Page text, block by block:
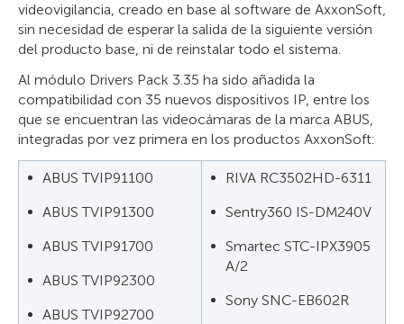
videovigilancia, creado en base al software de AxxonSoft,
sin necesidad de esperar la salida de la siguiente versión
del producto base, ni de reinstalar todo el sistema.
Al módulo Drivers Pack 3.35 ha sido añadida la
compatibilidad con 35 nuevos dispositivos IP, entre los
que se encuentran las videocámaras de la marca ABUS,
integradas por vez primera en los productos AxxonSoft:
ABUS TVIP91100
ABUS TVIP91300
ABUS TVIP91700
ABUS TVIP92300
ABUS TVIP92700
RIVA RC3502HD-6311
Sentry360 IS-DM240V
Smartec STC-IPX3905
A/2
Sony SNC-EB602R